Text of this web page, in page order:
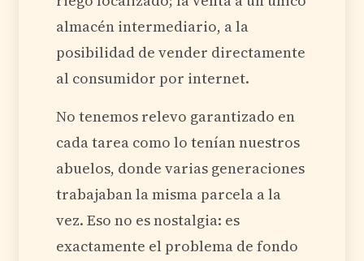
almacén intermediario, a la
posibilidad de vender directamente
al consumidor por internet.
No tenemos relevo garantizado en
cada tarea como lo tenían nuestros
abuelos, donde varias generaciones
trabajaban la misma parcela a la
vez. Eso no es nostalgia: es
exactamente el problema de fondo